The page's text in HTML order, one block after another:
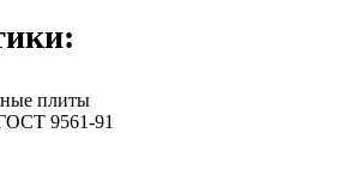
плиты
9561-91